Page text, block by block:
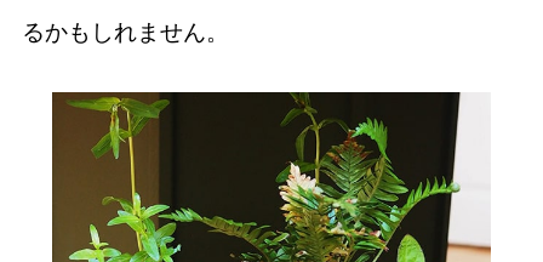
るかもしれません。